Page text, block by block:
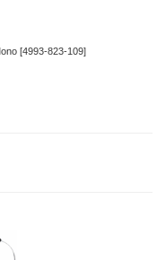
[4993-823-109]